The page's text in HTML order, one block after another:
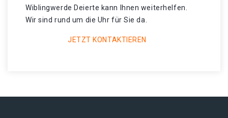
Wiblingwerde Deierte kann Ihnen weiterhelfen.
Wir sind rund um die Uhr für Sie da.
JETZT KONTAKTIEREN